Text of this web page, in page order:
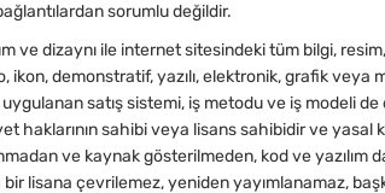
sorumlu değildir.
dizaynı ile internet sitesindeki tüm bilgi,
demonstratif, yazılı, elektronik, grafik veya
uygulanan satış sistemi, iş metodu ve iş modeli
haklarının sahibi veya lisans sahibidir ve yasal
ve kaynak gösterilmeden, kod ve yazılım
lisana çevrilemez, yeniden yayımlanamaz,